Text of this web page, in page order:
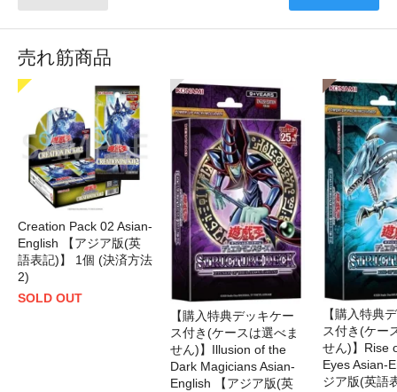
売れ筋商品
Creation Pack 02 Asian-
English 【アジア版(英
語表記)】 1個 (決済方法
2)
SOLD OUT
【購入特典デッキケー
ス付き(ケースは選べま
せん)】Illusion of the
Dark Magicians Asian-
English 【アジア版(英
【購入特典
ス付き(ケー
せん)】Rise
Eyes Asian-
ジア版(英語